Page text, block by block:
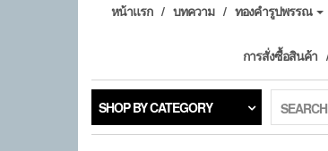
หน้าแรก บทความ ทองคำรูปพรรณ
การสั่งซื้อสินค้า
SHOP BY CATEGORY SEARCH